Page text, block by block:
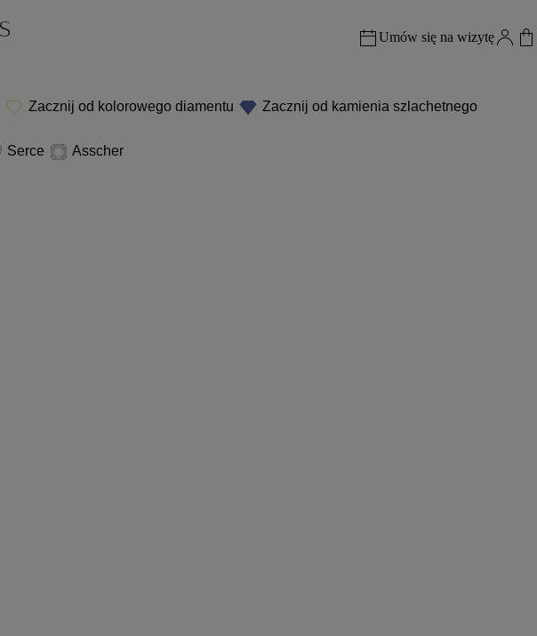
Umów się na wizytę
Zacznij od kolorowego diamentu
Zacznij od kamienia szlachetnego
Serce
Asscher